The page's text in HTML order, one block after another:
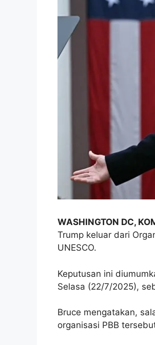
WASHINGTON DC,
Trump keluar dari
UNESCO.
Keputusan ini
Selasa (22/7/2025),
Bruce mengatakan,
organisasi PBB